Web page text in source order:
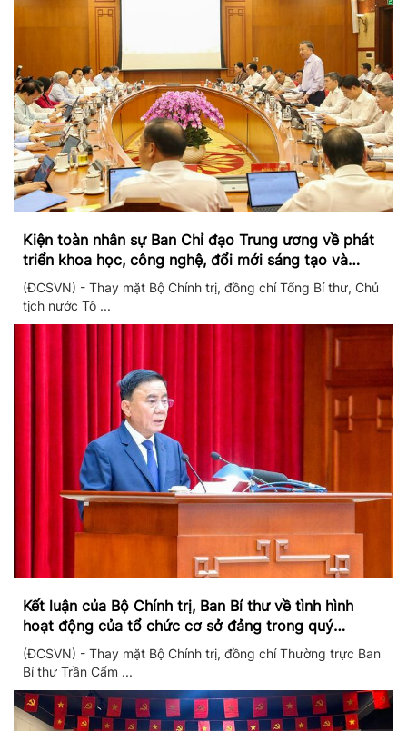
Kiện toàn nhân sự Ban Chỉ đạo Trung ương về phát
triển khoa học, công nghệ, đổi mới sáng tạo và
chuyển đổi số
(ĐCSVN) - Thay mặt Bộ Chính trị, đồng chí Tổng Bí thư, Chủ
tịch nước Tô ...
Kết luận của Bộ Chính trị, Ban Bí thư về tình hình
hoạt động của tổ chức cơ sở đảng trong quý
II/2026
(ĐCSVN) - Thay mặt Bộ Chính trị, đồng chí Thường trực Ban
Bí thư Trần Cẩm ...